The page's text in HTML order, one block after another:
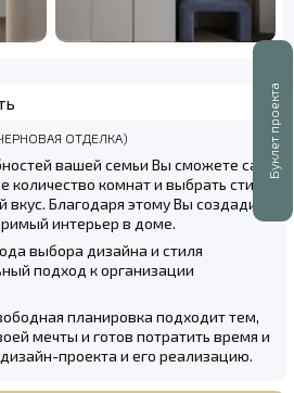
Буклет проекта
ОТДЕЛКА)
вашей семьи Вы сможете сами
комнат и выбрать стиль
Благодаря этому Вы создадите
интерьер в доме.
выбора дизайна и стиля
подход к организации
планировка подходит тем,
мечты и готов потратить время и
проекта и его реализацию.